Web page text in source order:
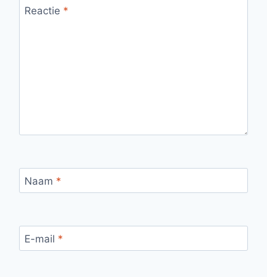
Reactie *
Naam *
E-mail *